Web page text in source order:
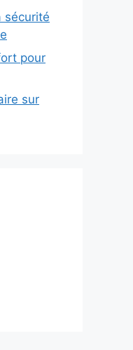
sécurité
pour
sur